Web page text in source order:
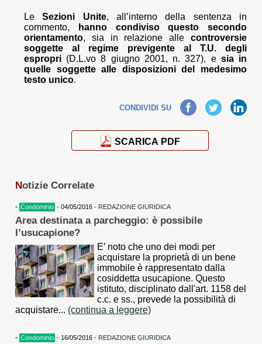
LeSezioni Unite, all’interno della sentenza in
commento,
hanno condiviso questo secondo
orientamento, sia in relazione alle controversie
soggette al regime previgente al T.U. degli
espropri (D.L.vo 8 giugno 2001, n. 327), e sia in
quelle soggette alle disposizioni del medesimo
testo unico.
CONDIVIDI SUFacebook TwitterLinkedIn
SCARICA PDF
Notizie Correlate
• Condominio - 04/05/2016 - REDAZIONE GIURIDICA
Area destinata a parcheggio: è possibile
l’usucapione?
E’ noto che uno dei modi per
acquistare la proprietà di un bene
immobile è rappresentato dalla
cosiddetta usucapione. Questo
istituto, disciplinato dall'art. 1158 del
c.c. e ss., prevede la possibilità di
acquistare... (continua a leggere)
• Condominio - 16/05/2016 - REDAZIONE GIURIDICA